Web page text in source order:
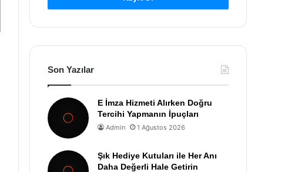
Son Yazılar
E İmza Hizmeti Alırken Doğru
Tercihi Yapmanın İpuçları
Admin 1 Ağustos 2026
Şık Hediye Kutuları ile Her Anı
Daha Değerli Hale Getirin